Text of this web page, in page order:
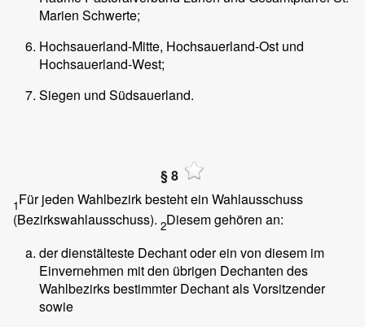
Marien Schwerte;
Hochsauerland-Mitte, Hochsauerland-Ost und
Hochsauerland-West;
Siegen und Südsauerland.
§ 8
1Für jeden Wahlbezirk besteht ein Wahlausschuss
(Bezirkswahlausschuss). 2Diesem gehören an:
der dienstälteste Dechant oder ein von diesem im
Einvernehmen mit den übrigen Dechanten des
Wahlbezirks bestimmter Dechant als Vorsitzender
sowie